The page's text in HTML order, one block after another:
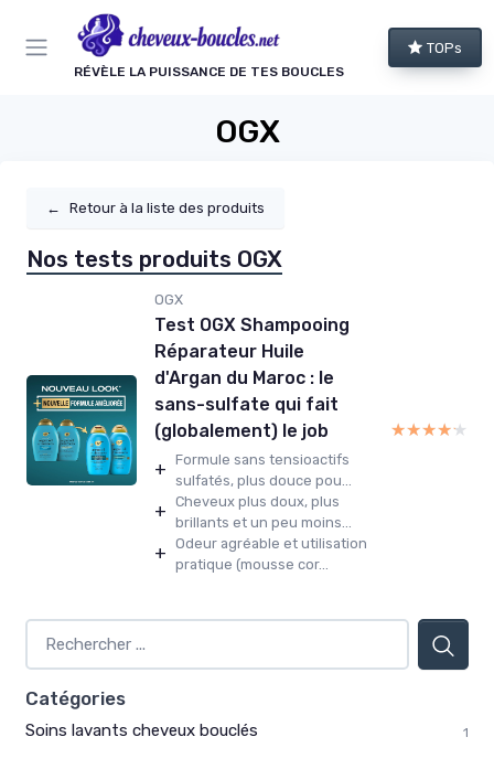
RÉVÈLE LA PUISSANCE DE TES BOUCLES
TOPs
OGX
← Retour à la liste des produits
Nos tests produits OGX
OGX
Test OGX Shampooing
Réparateur Huile
d'Argan du Maroc : le
sans-sulfate qui fait
(globalement) le job
+ Formule sans tensioactifs
sulfatés, plus douce pou...
+ Cheveux plus doux, plus
brillants et un peu moins...
+ Odeur agréable et utilisation
pratique (mousse cor...
★★★★★
★★★★★
Catégories
Soins lavants cheveux bouclés 1
Panneau de gestion des cookies